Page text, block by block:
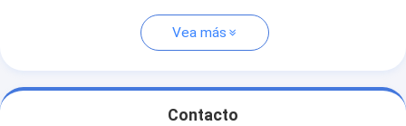
Vea más
Contacto